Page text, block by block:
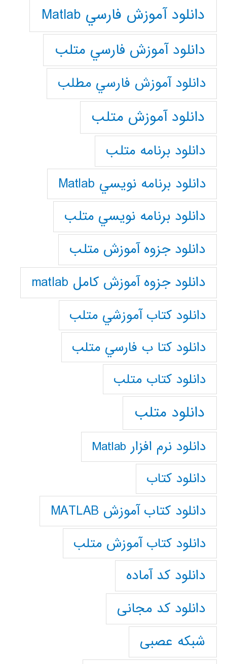
دانلود آموزش فارسي Matlab
دانلود آموزش فارسي متلب
دانلود آموزش فارسي مطلب
دانلود آموزش متلب
دانلود برنامه متلب
دانلود برنامه نويسي Matlab
دانلود برنامه نويسي متلب
دانلود جزوه آموزش متلب
دانلود جزوه آموزش کامل matlab
دانلود كتاب آموزشي متلب
دانلود كتا ب فارسي متلب
دانلود كتاب متلب
دانلود متلب
دانلود نرم افزار Matlab
دانلود کتاب
دانلود کتاب آموزش MATLAB
دانلود کتاب آموزش متلب
دانلود کد آماده
دانلود کد مجانی
شبکه عصبی